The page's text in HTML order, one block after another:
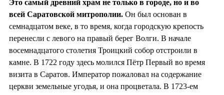
Это самый древний храм не только в городе, но и во
всей Саратовской митрополии. Он был основан в
семнадцатом веке, в то время, когда городскую крепость
перенесли с левого на правый берег Волги. В начале
восемнадцатого столетия Троицкий собор отстроили в
камне. В 1722 году здесь молился Пётр Первый во время
визита в Саратов. Император пожаловал на содержание
церкви земельные угодья, и она процветала. В 1723-ем